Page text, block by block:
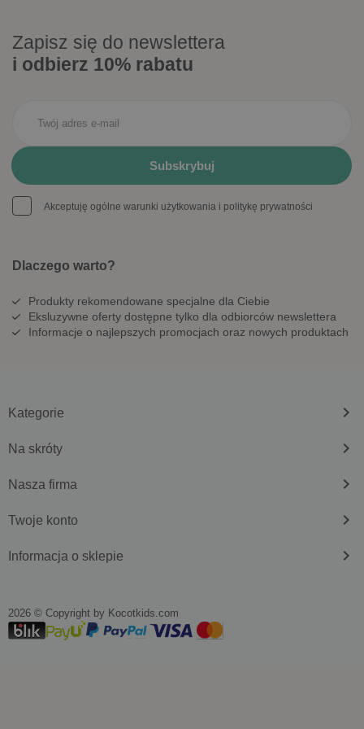
Zapisz się do newslettera
i odbierz 10% rabatu
Akceptuję ogólne warunki użytkowania i politykę prywatności
Dlaczego warto?
Produkty rekomendowane specjalne dla Ciebie
Eksluzywne oferty dostępne tylko dla odbiorców newslettera
Informacje o najlepszych promocjach oraz nowych produktach
Kategorie keyboard_arrow_right
Na skróty keyboard_arrow_right
Nasza firma keyboard_arrow_right
Twoje konto keyboard_arrow_right
Informacja o sklepie keyboard_arrow_right
2026 © Copyright by kocotkids.com